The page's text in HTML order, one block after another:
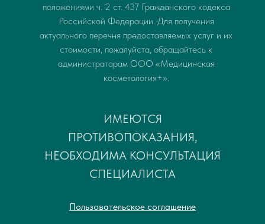
положениями ч. 2 ст. 437 Гражданского кодекса
Российской Федерации. Для получения
актуального перечня предоставляемых услуг и их
стоимости, пожалуйста, обращайтесь к
администраторам ООО «Медицинская
косметология+».
ИМЕЮТСЯ
ПРОТИВОПОКАЗАНИЯ,
НЕОБХОДИМА КОНСУЛЬТАЦИЯ
СПЕЦИАЛИСТА
Пользовательское соглашение